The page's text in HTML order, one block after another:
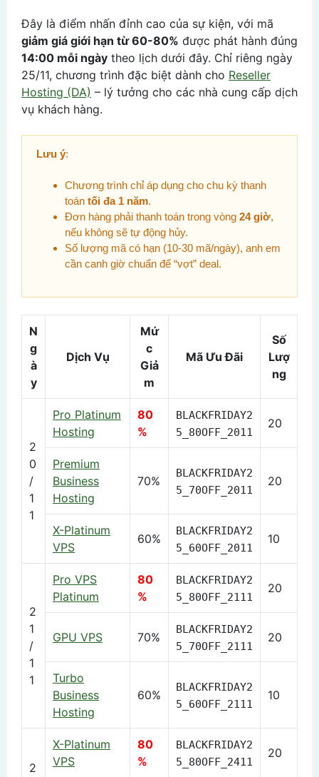
Đây là điểm nhấn đỉnh cao của sự kiện, với mã
giảm giá giới hạn từ 60-80% được phát hành đúng
14:00 mỗi ngày theo lịch dưới đây. Chỉ riêng ngày
25/11, chương trình đặc biệt dành cho Reseller
Hosting (DA) – lý tưởng cho các nhà cung cấp dịch
vụ khách hàng.
Lưu ý:
Chương trình chỉ áp dụng cho chu kỳ thanh
toán tối đa 1 năm.
Đơn hàng phải thanh toán trong vòng 24 giờ,
nếu không sẽ tự động hủy.
Số lượng mã có hạn (10-30 mã/ngày), anh em
cần canh giờ chuẩn để “vợt” deal.
N
g
à
y
Dịch Vụ
Mứ
c
Giả
m
Mã Ưu Đãi
Số
Lượ
ng
2
0
/
1
1
Pro Platinum
Hosting
80
%
BLACKFRIDAY2
5_80OFF_2011
20
Premium
Business
Hosting
70%
BLACKFRIDAY2
5_70OFF_2011
20
X-Platinum
VPS
60%
BLACKFRIDAY2
5_60OFF_2011
10
2
1
/
1
1
Pro VPS
Platinum
80
%
BLACKFRIDAY2
5_80OFF_2111
20
GPU VPS 70%
BLACKFRIDAY2
5_70OFF_2111
20
Turbo
Business
Hosting
60%
BLACKFRIDAY2
5_60OFF_2111
10
2
X-Platinum
VPS
80
%
BLACKFRIDAY2
5_80OFF_2411
20